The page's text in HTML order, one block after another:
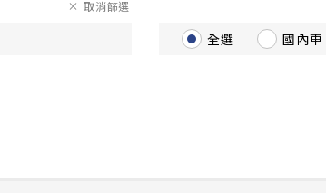
取消篩選
全選 國內車